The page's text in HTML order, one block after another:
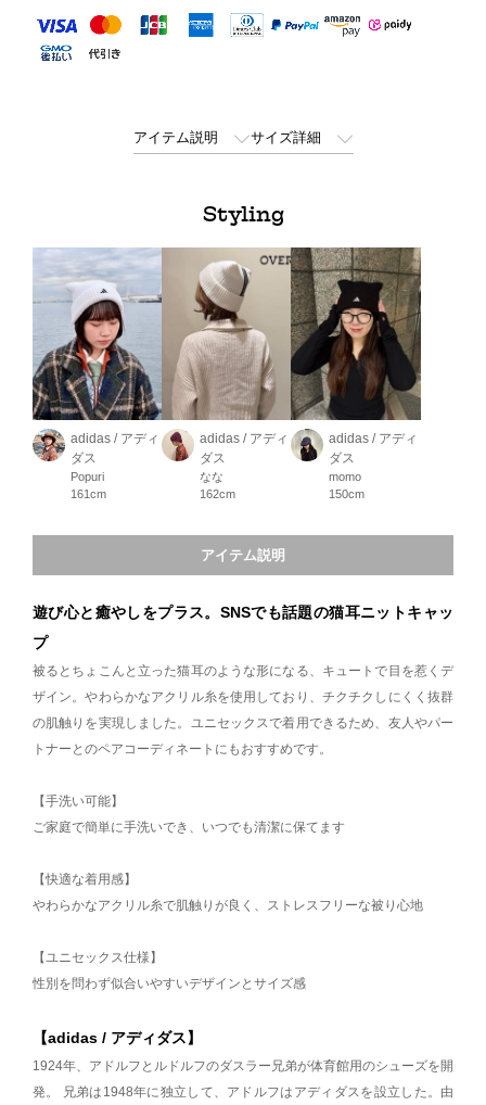
アイテム説明 サイズ詳細
Styling
adidas / アディ
ダス
Popuri
161cm
adidas / アディ
ダス
なな
162cm
adidas / アディ
ダス
momo
150cm
アイテム説明
遊び心と癒やしをプラス。SNSでも話題の猫耳ニットキャッ
プ
被るとちょこんと立った猫耳のような形になる、キュートで目を惹くデ
ザイン。やわらかなアクリル糸を使用しており、チクチクしにくく抜群
の肌触りを実現しました。ユニセックスで着用できるため、友人やパー
トナーとのペアコーディネートにもおすすめです。
【手洗い可能】
ご家庭で簡単に手洗いでき、いつでも清潔に保てます
【快適な着用感】
やわらかなアクリル糸で肌触りが良く、ストレスフリーな被り心地
【ユニセックス仕様】
性別を問わず似合いやすいデザインとサイズ感
【adidas / アディダス】
1924年、アドルフとルドルフのダスラー兄弟が体育館用のシューズを開
発。 兄弟は1948年に独立して、アドルフはアディダスを設立した。由